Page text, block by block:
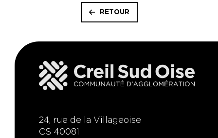
RETOUR
24, rue de la Villageoise
CS 40081